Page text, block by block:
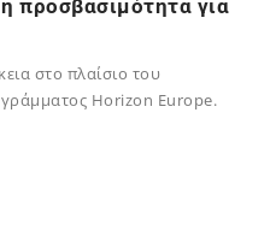
προσβασιμότητα για
στο πλαίσιο του
Horizon Europe.